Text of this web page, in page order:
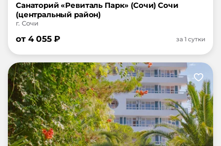
Санаторий «Ревиталь Парк» (Сочи) Сочи
(центральный район)
г. Сочи
от 4 055₽ за 1 сутки